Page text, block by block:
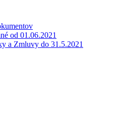
od 01.06.2021
a Zmluvy do 31.5.2021